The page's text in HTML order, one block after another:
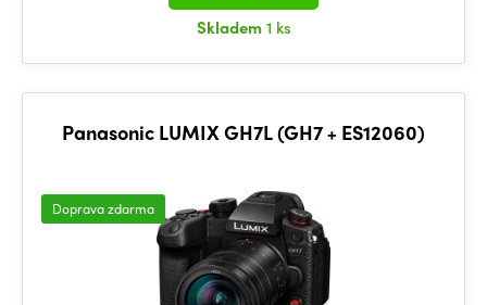
Skladem1 ks
Panasonic LUMIX GH7L (GH7 + ES12060)
Doprava zdarma